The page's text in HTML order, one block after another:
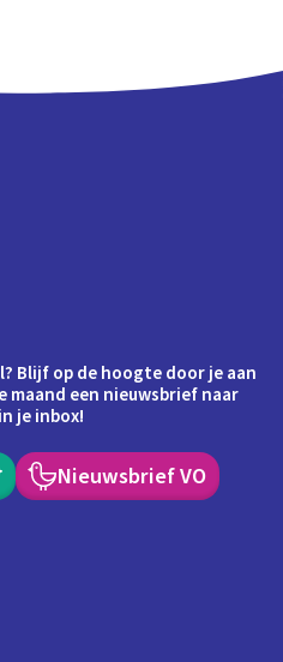
Blijf op de hoogte door je aan
een nieuwsbrief naar
je inbox!
Nieuwsbrief VO